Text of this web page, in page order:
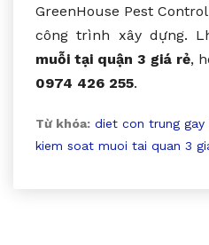
GreenHouse Pest
công trình xây dựng.
muỗi tại quận 3 giá rẻ,
0974 426 255.
Từ khóa: diet con trung gay
kiem soat muoi tai quan 3